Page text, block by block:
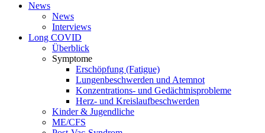
News
News
Interviews
Long COVID
Überblick
Symptome
Erschöpfung (Fatigue)
Lungenbeschwerden und Atemnot
Konzentrations- und Gedächtnisprobleme
Herz- und Kreislaufbeschwerden
Kinder & Jugendliche
ME/CFS